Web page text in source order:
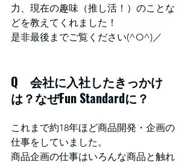
力、現在の趣味（推し活！）のことな
どを教えてくれました！
是非最後までご覧ください(^O^)／
Q　会社に入社したきっかけ
は？なぜFun Standardに？
これまで約18年ほど商品開発・企画の
仕事をしていました。
商品企画の仕事はいろんな商品と触れ